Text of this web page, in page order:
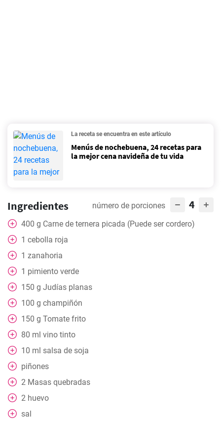
La receta se encuentra en este artículo
Menús de nochebuena, 24 recetas para
la mejor cena navideña de tu vida
Ingredientes número de porciones 4
400 g Carne de ternera picada (Puede ser cordero)
1 cebolla roja
1 zanahoria
1 pimiento verde
150 g Judías planas
100 g champiñón
150 g Tomate frito
80 ml vino tinto
10 ml salsa de soja
piñones
2 Masas quebradas
2 huevo
sal